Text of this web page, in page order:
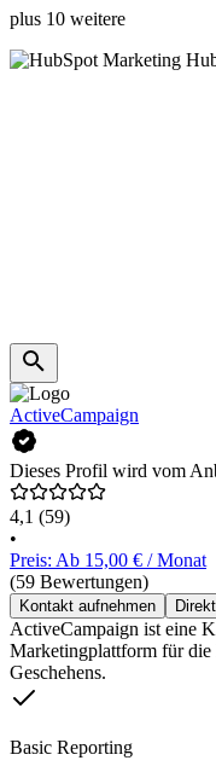
plus 10 weitere
ActiveCampaign
Dieses Profil wird vom
4,1 (59)
•
Preis: Ab 15,00 € / Monat
(59 Bewertungen)
Kontakt aufnehmen
ActiveCampaign ist eine
Marketingplattform für
Geschehens.
Basic Reporting